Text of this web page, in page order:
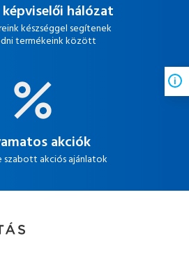
hálózat
készséggel segítenek
termékeink között
akciók
szabott akciós ajánlatok